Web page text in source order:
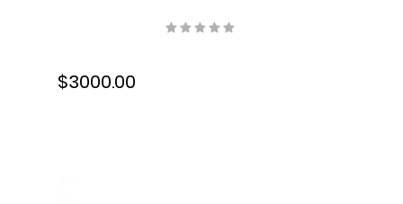
1016 MHz, JL262A
$3000.00